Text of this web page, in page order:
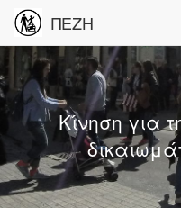
ΠΕΖΗ
Κίνηση για